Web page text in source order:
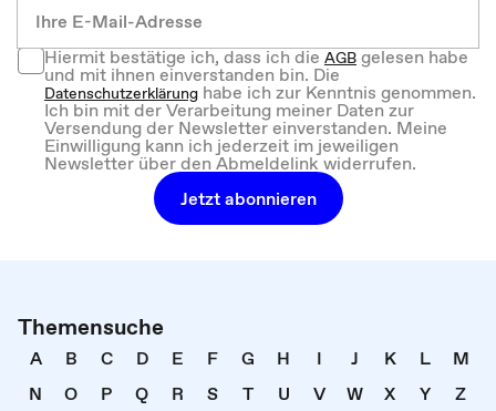
Hiermit bestätige ich, dass ich dieAGBgelesen habe
und mit ihnen einverstanden bin. Die
Datenschutzerklärung habe ich zur Kenntnis genommen.
Ich bin mit der Verarbeitung meiner Daten zur
Versendung der Newsletter einverstanden. Meine
Einwilligung kann ich jederzeit im jeweiligen
Newsletter über den Abmeldelink widerrufen.
Jetzt abonnieren
Themensuche
A B C D E F G H I J K L
M
N
O P Q R S T U V W X Y
Z